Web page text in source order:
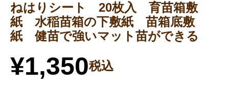
ねはりシート 20枚入 育苗箱敷
紙 水稲苗箱の下敷紙 苗箱底敷
紙 健苗で強いマット苗ができる
¥1,350税込